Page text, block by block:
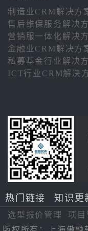
制造业CRM解决方
售后维保服务解决
营销服一体化解决
金融业CRM解决方
私募基金行业解决
ICT行业CRM解决
热门链接 知识更
选型报价管理 项目